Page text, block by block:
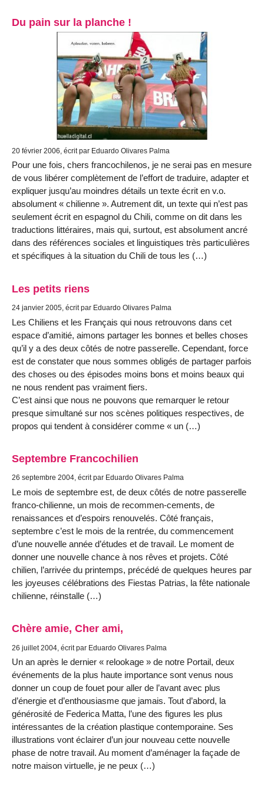
Du pain sur la planche !
20 février 2006, écrit par Eduardo Olivares Palma
Pour une fois, chers francochilenos, je ne serai pas en mesure
de vous libérer complètement de l’effort de traduire, adapter et
expliquer jusqu’au moindres détails un texte écrit en v.o.
absolument « chilienne ». Autrement dit, un texte qui n’est pas
seulement écrit en espagnol du Chili, comme on dit dans les
traductions littéraires, mais qui, surtout, est absolument ancré
dans des références sociales et linguistiques très particulières
et spécifiques à la situation du Chili de tous les (…)
Les petits riens
24 janvier 2005, écrit par Eduardo Olivares Palma
Les Chiliens et les Français qui nous retrouvons dans cet
espace d’amitié, aimons partager les bonnes et belles choses
qu’il y a des deux côtés de notre passerelle. Cependant, force
est de constater que nous sommes obligés de partager parfois
des choses ou des épisodes moins bons et moins beaux qui
ne nous rendent pas vraiment fiers.
C’est ainsi que nous ne pouvons que remarquer le retour
presque simultané sur nos scènes politiques respectives, de
propos qui tendent à considérer comme « un (…)
Septembre Francochilien
26 septembre 2004, écrit par Eduardo Olivares Palma
Le mois de septembre est, de deux côtés de notre passerelle
franco-chilienne, un mois de recommen-cements, de
renaissances et d’espoirs renouvelés. Côté français,
septembre c’est le mois de la rentrée, du commencement
d’une nouvelle année d’études et de travail. Le moment de
donner une nouvelle chance à nos rêves et projets. Côté
chilien, l’arrivée du printemps, précédé de quelques heures par
les joyeuses célébrations des Fiestas Patrias, la fête nationale
chilienne, réinstalle (…)
Chère amie, Cher ami,
26 juillet 2004, écrit par Eduardo Olivares Palma
Un an après le dernier « relookage » de notre Portail, deux
événements de la plus haute importance sont venus nous
donner un coup de fouet pour aller de l’avant avec plus
d’énergie et d’enthousiasme que jamais. Tout d’abord, la
générosité de Federica Matta, l’une des figures les plus
intéressantes de la création plastique contemporaine. Ses
illustrations vont éclairer d’un jour nouveau cette nouvelle
phase de notre travail. Au moment d’aménager la façade de
notre maison virtuelle, je ne peux (…)